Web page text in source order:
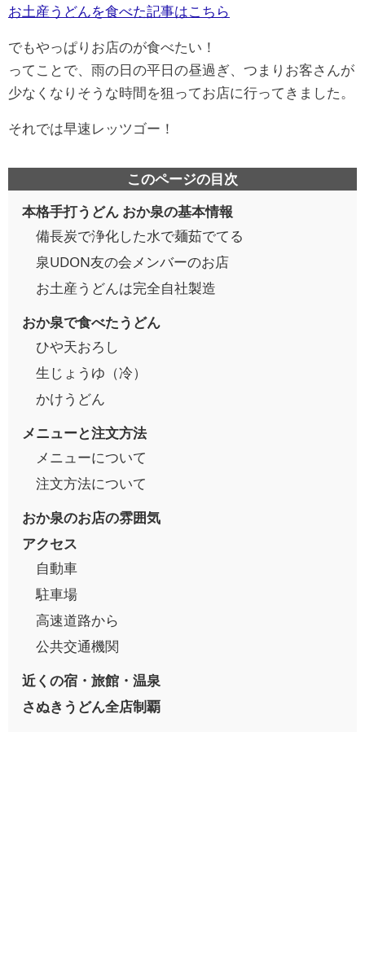
お土産うどんを食べた記事はこちら
でもやっぱりお店のが食べたい！
ってことで、雨の日の平日の昼過ぎ、つまりお客さんが
少なくなりそうな時間を狙ってお店に行ってきました。
それでは早速レッツゴー！
このページの目次
本格手打うどん おか泉の基本情報
備長炭で浄化した水で麺茹でてる
泉UDON友の会メンバーのお店
お土産うどんは完全自社製造
おか泉で食べたうどん
ひや天おろし
生じょうゆ（冷）
かけうどん
メニューと注文方法
メニューについて
注文方法について
おか泉のお店の雰囲気
アクセス
自動車
駐車場
高速道路から
公共交通機関
近くの宿・旅館・温泉
さぬきうどん全店制覇